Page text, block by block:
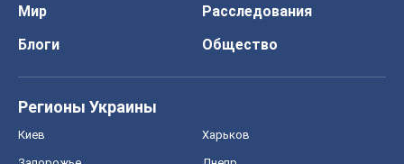
Мир
Расследования
Блоги
Общество
Регионы Украины
Киев Харьков